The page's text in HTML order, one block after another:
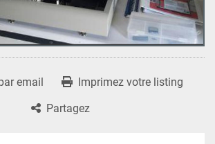
email
Imprimez votre listing
Partagez